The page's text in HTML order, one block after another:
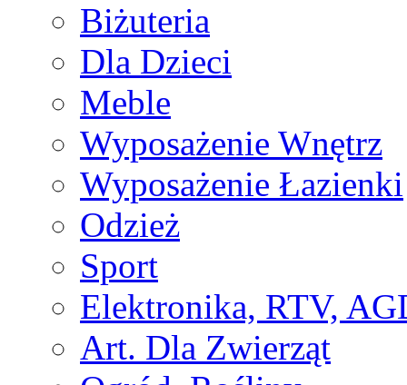
Biżuteria
Dla Dzieci
Meble
Wyposażenie Wnętrz
Wyposażenie Łazienki
Odzież
Sport
Elektronika, RTV,
Art. Dla Zwierząt